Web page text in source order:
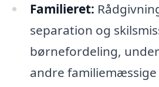
Familieret:
separation og
børnefordeling,
andre